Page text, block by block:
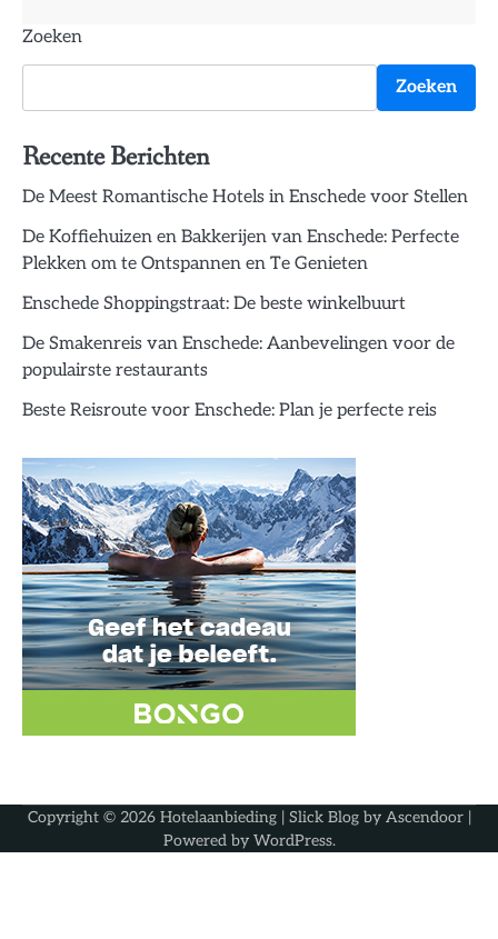
Zoeken
Zoeken
Recente Berichten
De Meest Romantische Hotels in Enschede voor Stellen
De Koffiehuizen en Bakkerijen van Enschede: Perfecte
Plekken om te Ontspannen en Te Genieten
Enschede Shoppingstraat: De beste winkelbuurt
De Smakenreis van Enschede: Aanbevelingen voor de
populairste restaurants
Beste Reisroute voor Enschede: Plan je perfecte reis
Copyright © 2026 Hotelaanbieding| Slick Blog by Ascendoor|
Powered by WordPress.